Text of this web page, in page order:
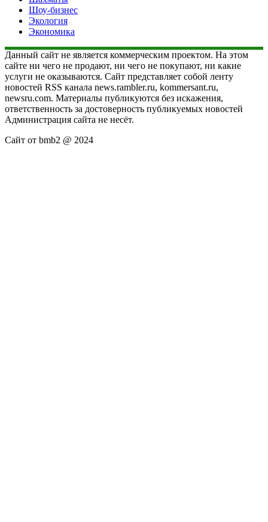
Шоу-бизнес
Экология
Экономика
Данный сайт не является коммерческим проектом. На этом
сайте ни чего не продают, ни чего не покупают, ни какие
услуги не оказываются. Сайт представляет собой ленту
новостей RSS канала news.rambler.ru, kommersant.ru,
newsru.com. Материалы публикуются без искажения,
ответственность за достоверность публикуемых новостей
Администрация сайта не несёт.
Сайт от bmb2 @ 2024